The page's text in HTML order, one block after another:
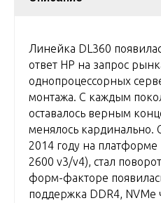
Линейка DL360
ответ HP на запрос
однопроцессорных
монтажа. С каждым
оставалось верным
менялось
2014 году на
2600 v3/v4), стал
форм-факторе
поддержка DDR4, NVMe